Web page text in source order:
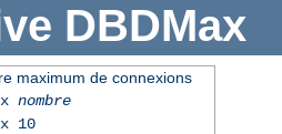
DBDMax
maximum de connexions
nombre
10